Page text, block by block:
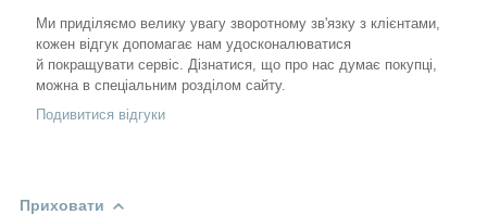
Ми приділяємо велику увагу зворотному зв'язку з клієнтами,
кожен відгук допомагає нам удосконалюватися
й покращувати сервіс. Дізнатися, що про нас думає покупці,
можна в спеціальним розділом сайту.
Подивитися відгуки
Приховати